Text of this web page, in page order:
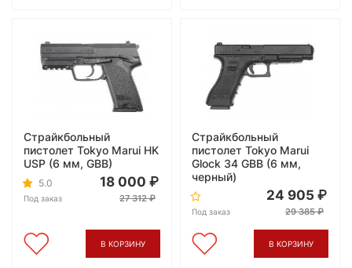
Страйкбольный
пистолет Tokyo Marui HK
USP (6 мм, GBB)
5.0
Под заказ
18 000
27 312
В КОРЗИНУ
Страйкбольный
пистолет Tokyo Marui
Glock 34 GBB (6 мм,
черный)
Под заказ
24 905
29 385
В КОРЗИНУ